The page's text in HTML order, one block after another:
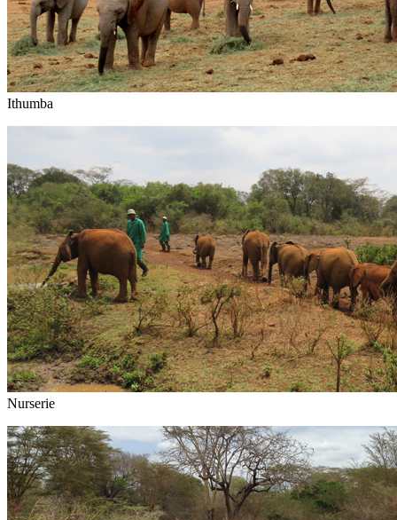
Ithumba
Nurserie